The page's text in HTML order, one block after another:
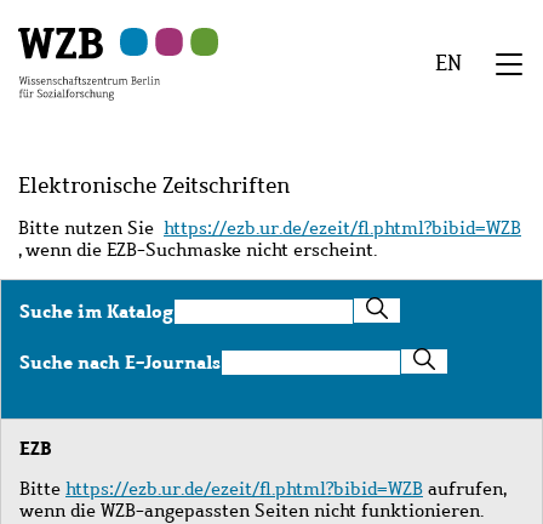
Hauptinhalt
springen
Navigation
springen
Suche
springen
Sekundärnavigation
springen
Fußzeile
springen
EN
Elektronische Zeitschriften
Bitte nutzen Sie https://ezb.ur.de/ezeit/fl.phtml?bibid=WZB
, wenn die EZB-Suchmaske nicht erscheint.
Suche im KatalogSuche
im
Katalog
Suche nach E-JournalsSuche
nach
Journals
EZB
Bitte https://ezb.ur.de/ezeit/fl.phtml?bibid=WZB aufrufen,
wenn die WZB-angepassten Seiten nicht funktionieren.